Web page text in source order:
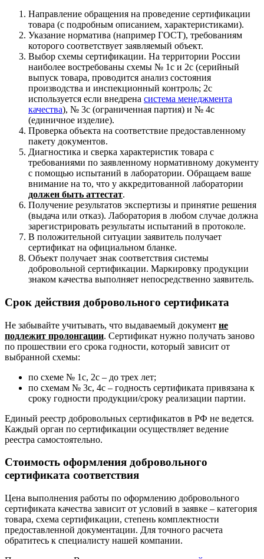
Направление обращения на проведение сертификации
товара (с подробным описанием, характеристиками).
Указание норматива (например ГОСТ), требованиям
которого соответствует заявляемый объект.
Выбор схемы сертификации. На территории России
наиболее востребованы схемы № 1с и 2с (серийный
выпуск товара, проводится анализ состояния
производства и инспекционный контроль; 2с
используется если внедрена система менеджмента
качества), № 3с (ограниченная партия) и № 4с
(единичное изделие).
Проверка объекта на соответствие предоставленному
пакету документов.
Диагностика и сверка характеристик товара с
требованиями по заявленному нормативному документу
с помощью испытаний в лаборатории. Обращаем ваше
внимание на то, что у аккредитованной лаборатории
должен быть аттестат.
Получение результатов экспертизы и принятие решения
(выдача или отказ). Лаборатория в любом случае должна
зарегистрировать результаты испытаний в протоколе.
В положительной ситуации заявитель получает
сертификат на официальном бланке.
Объект получает знак соответствия системы
добровольной сертификации. Маркировку продукции
знаком качества выполняет непосредственно заявитель.
Срок действия добровольного сертификата
Не забывайте учитывать, что выдаваемый документ не
подлежит пролонгации. Сертификат нужно получать заново
по прошествии его срока годности, который зависит от
выбранной схемы:
по схеме № 1с, 2с – до трех лет;
по схемам № 3с, 4с – годность сертификата привязана к
сроку годности продукции/сроку реализации партии.
Единый реестр добровольных сертификатов в РФ не ведется.
Каждый орган по сертификации осуществляет ведение
реестра самостоятельно.
Стоимость оформления добровольного
сертификата соответствия
Цена выполнения работы по оформлению добровольного
сертификата качества зависит от условий в заявке – категория
товара, схема сертификации, степень комплектности
предоставленной документации. Для точного расчета
обратитесь к специалисту нашей компании.